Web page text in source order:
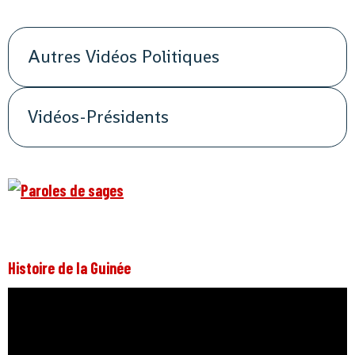
Autres Vidéos Politiques
Vidéos-Présidents
Histoire de la Guinée